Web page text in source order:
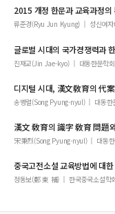
2015 개정 한문과 교육과정의
류준경(Ryu Jun Kyung) 성신여
글로벌 시대의 국가경쟁력과
진재교(Jin Jae-kyo) 대동한문학회
디지털 시대, 漢文敎育의 代
송병렬(Song Pyung-nyul) 대동한
漢文 敎育의 識字 敎育 問題
宋秉烈(Song Pyung-nyul) 대동
중국고전소설 교육방법에 대
정동보(鄭 東 補) 한국중국소설학